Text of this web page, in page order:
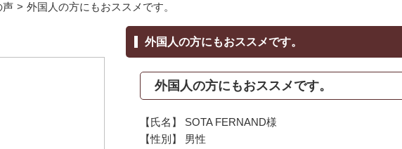
声 > 外国人の方にもおススメです。
外国人の方にもおススメです。
外国人の方にもおススメです。
【氏名】 SOTA FERNAND様
【性別】 男性